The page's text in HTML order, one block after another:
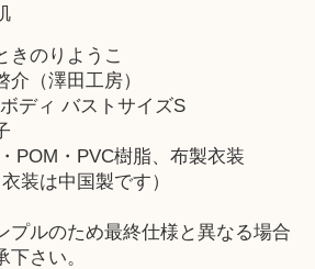
きのりようこ
（澤田工房）
ディ バストサイズS
POM・PVC樹脂、布製衣装
装は中国製です）
ルのため最終仕様と異なる場合
さい。